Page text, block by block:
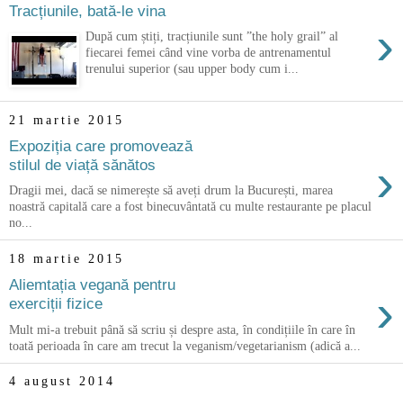
Tracțiunile, bată-le vina
›
După cum știți, tracțiunile sunt ”the holy grail” al
fiecarei femei când vine vorba de antrenamentul
trenului superior (sau upper body cum i...
21 martie 2015
Expoziția care promovează
stilul de viață sănătos
›
Dragii mei, dacă se nimerește să aveți drum la București, marea
noastră capitală care a fost binecuvântată cu multe restaurante pe placul
no...
18 martie 2015
Aliemtația vegană pentru
exerciții fizice
›
Mult mi-a trebuit până să scriu și despre asta, în condițiile în care în
toată perioada în care am trecut la veganism/vegetarianism (adică a...
4 august 2014